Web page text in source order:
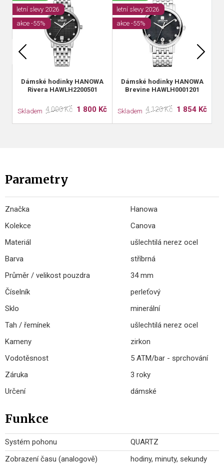
Dámské hodinky HANOWA
Rivera HAWLH2200501
letní slevy 2026
akce -55%
Skladem 4 000 Kč 1 800 Kč
Dámské hodinky HANOWA
Brevine HAWLH0001201
letní slevy 2026
akce -55%
Skladem 4 120 Kč 1 854 Kč
Parametry
Značka
Hanowa
Kolekce
Canova
Materiál
ušlechtilá nerez ocel
Barva
stříbrná
Průměr / velikost pouzdra
34 mm
Číselník
perleťový
Sklo
minerální
Tah / řemínek
ušlechtilá nerez ocel
Kameny
zirkon
Vodotěsnost
5 ATM/bar - sprchování
Záruka
3 roky
Určení
dámské
Funkce
Systém pohonu
QUARTZ
Zobrazení času (analogově)
hodiny, minuty, sekundy